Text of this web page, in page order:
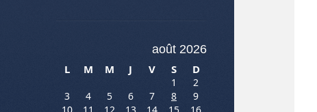
août 2026
L
M M J V S D
1
2
3
4 5 6 7 8
9